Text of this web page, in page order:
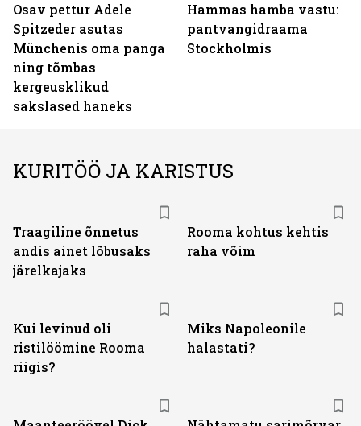
Osav pettur Adele
Spitzeder asutas
Münchenis oma panga
ning tõmbas
kergeusklikud
sakslased haneks
Hammas hamba vastu:
pantvangi­draama
Stockholmis
KURITÖÖ JA KARISTUS
Traagiline õnnetus
andis ainet lõbusaks
järelkajaks
Rooma kohtus kehtis
raha võim
Kui levinud oli
ristilöömine Rooma
riigis?
Miks Napoleonile
halastati?